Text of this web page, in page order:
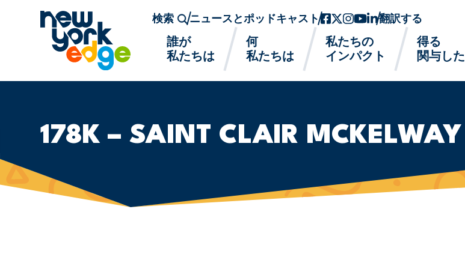
メインコンテンツへスキップ
検索 ニュースとポッドキャストフェイスブック
ツイッターx
インスタグラム
ユーチューブ
リンクトイン
翻訳する
誰が
私たちは
何
私たちは
私たちの
インパクト
得る
関与した
178K – SAINT CLAIR MCKELWAY